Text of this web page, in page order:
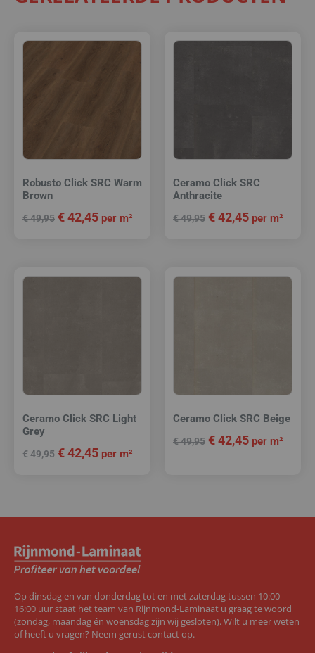
Robusto Click SRC Warm
Brown
€49,95 €42,45 per m²
Ceramo Click SRC
Anthracite
€49,95 €42,45 per m²
Ceramo Click SRC Light
Grey
€49,95 €42,45 per m²
Ceramo Click SRC Beige
€49,95 €42,45 per m²
Op dinsdag en van donderdag tot en met zaterdag tussen 10:00 –
16:00 uur staat het team van Rijnmond-Laminaat u graag te woord
(zondag, maandag én woensdag zijn wij gesloten). Wilt u meer weten
of heeft u vragen? Neem gerust contact op.